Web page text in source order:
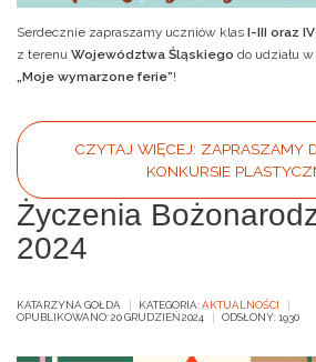
Serdecznie zapraszamy uczniów klas I-III oraz
z terenu Województwa Śląskiego do udziału
„Moje wymarzone ferie”!
CZYTAJ WIĘCEJ: ZAPRASZAMY
KONKURSIE
Życzenia
2024
KATARZYNA GOŁDA KATEGORIA:AKTUALNOŚCI
OPUBLIKOWANO: 20 GRUDZIEŃ 2024
ODSŁONY: 1930